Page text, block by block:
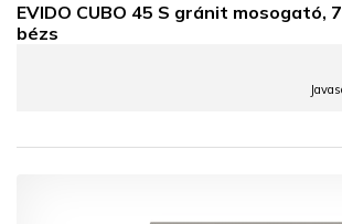
EVIDO CUBO 45 S gránit mosogató,
bézs